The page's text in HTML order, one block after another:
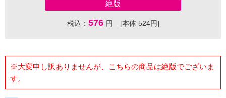
絶版
税込： 576 円 [本体 524円]
※大変申し訳ありませんが、こちらの商品は絶版でございま
す。